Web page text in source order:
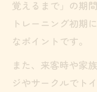
覚えるまで」の期
トレーニング初期
なポイントです。
また、来客時や家
ジやサークルでト